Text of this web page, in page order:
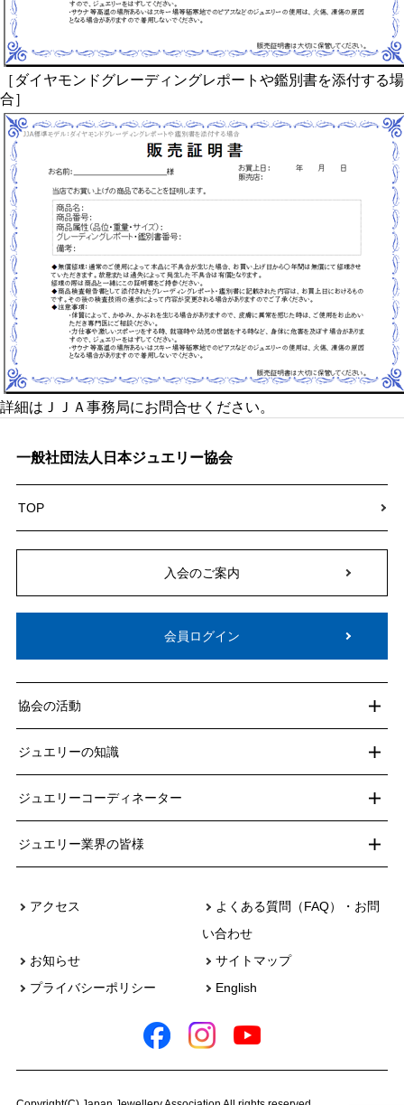
［ダイヤモンドグレーディングレポートや鑑別書を添付する場
合］
詳細はＪＪＡ事務局にお問合せください。
一般社団法人日本ジュエリー協会
TOP
入会のご案内
会員ログイン
協会の活動
ジュエリーの知識
ジュエリーコーディネーター
ジュエリー業界の皆様
アクセス
よくある質問（FAQ）・お問
い合わせ
お知らせ
サイトマップ
プライバシーポリシー
English